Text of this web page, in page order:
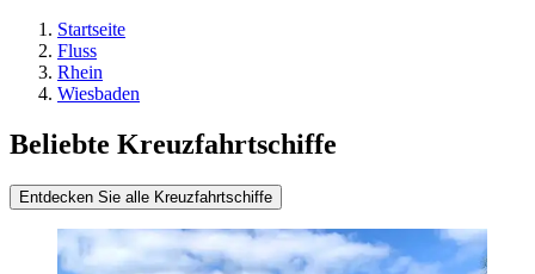
Startseite
Fluss
Rhein
Wiesbaden
Beliebte Kreuzfahrtschiffe
Entdecken Sie alle Kreuzfahrtschiffe